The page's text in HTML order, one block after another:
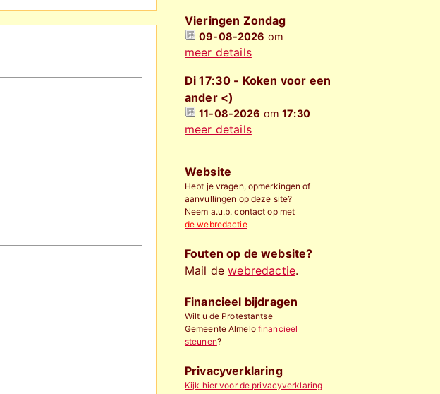
Vieringen Zondag
09-08-2026 om
meer details
Di 17:30 - Koken voor een
ander <)
11-08-2026 om17:30
meer details
Website
Hebt je vragen, opmerkingen of
aanvullingen op deze site?
Neem a.u.b. contact op met
de webredactie
Fouten op de website?
Mail dewebredactie.
Financieel bijdragen
Wilt u de Protestantse
Gemeente Almelo financieel
steunen?
Privacyverklaring
Kijk hier voor de privacyverklaring